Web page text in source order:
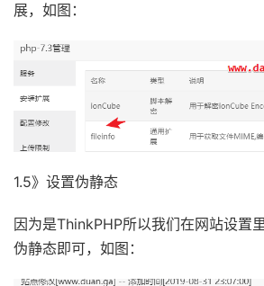
展，如图：
1.5》设置伪静态
因为是ThinkPHP所以我们在网站设置
伪静态即可，如图：